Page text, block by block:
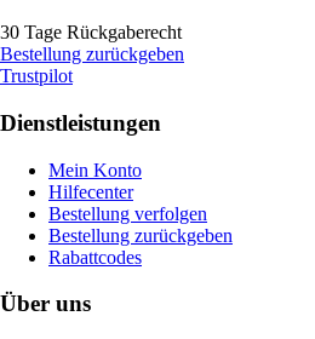
30 Tage Rückgaberecht
Bestellung zurückgeben
Trustpilot
Dienstleistungen
Mein Konto
Hilfecenter
Bestellung verfolgen
Bestellung zurückgeben
Rabattcodes
Über uns